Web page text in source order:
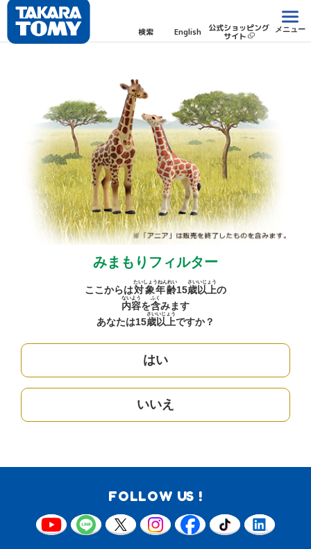
検索 English 公式ショッピング
サイト
メニュー
みまもりフィルター
ここからは対象年齢
たいしょうねんれい
15歳
さい
以上
いじょう
の
内容
ないよう
を含
ふく
みます
あなたは15歳
さい
以上
いじょう
ですか？
はい
いいえ
FOLLOW US !